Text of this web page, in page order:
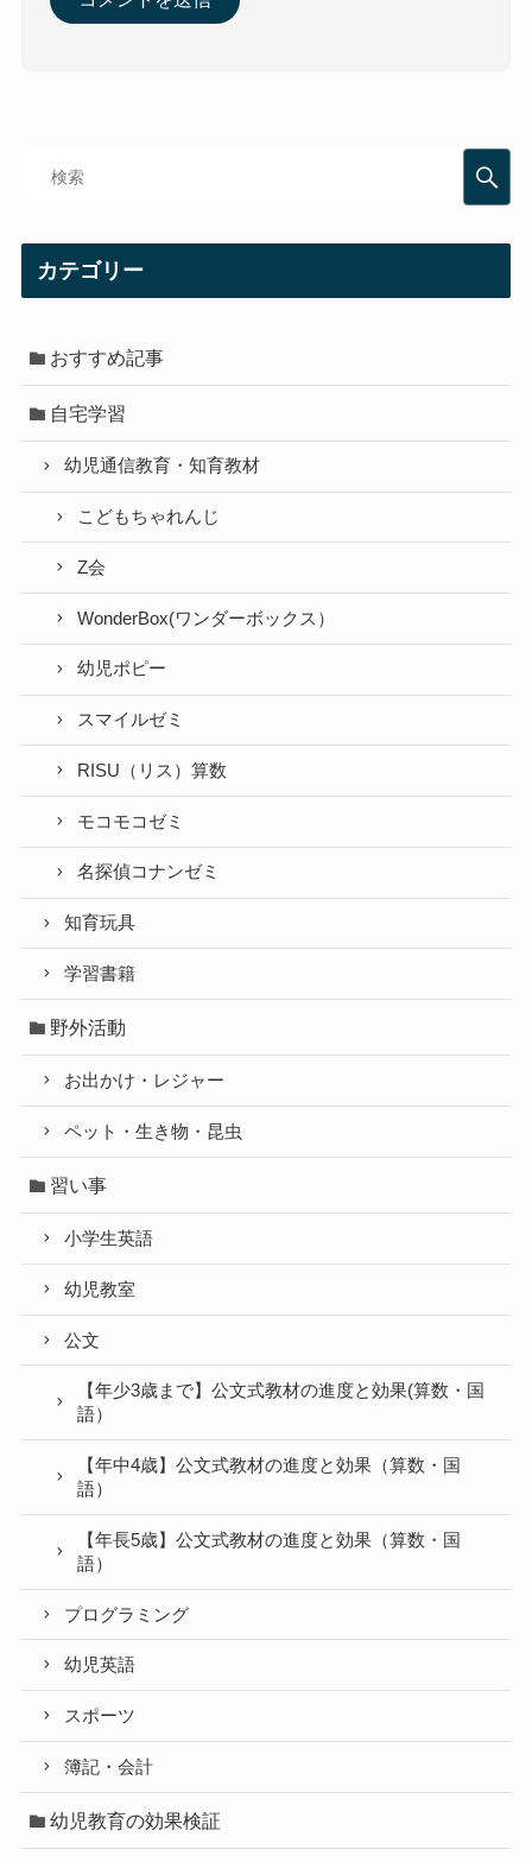
カテゴリー
おすすめ記事
自宅学習
幼児通信教育・知育教材
こどもちゃれんじ
Z会
WonderBox(ワンダーボックス）
幼児ポピー
スマイルゼミ
RISU（リス）算数
モコモコゼミ
名探偵コナンゼミ
知育玩具
学習書籍
野外活動
お出かけ・レジャー
ペット・生き物・昆虫
習い事
小学生英語
幼児教室
公文
【年少3歳まで】公文式教材の進度と効果(算数・国
語）
【年中4歳】公文式教材の進度と効果（算数・国
語）
【年長5歳】公文式教材の進度と効果（算数・国
語）
プログラミング
幼児英語
スポーツ
簿記・会計
幼児教育の効果検証